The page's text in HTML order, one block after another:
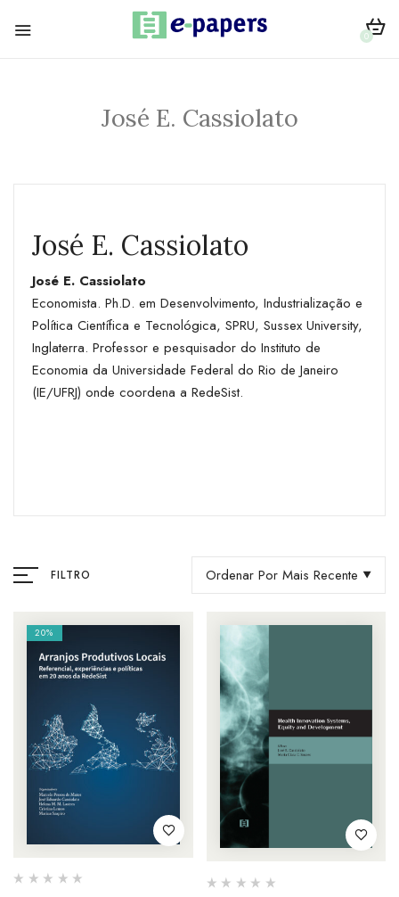
0
José E. Cassiolato
José E. Cassiolato
José E. Cassiolato
Economista. Ph.D. em Desenvolvimento, Industrialização e
Política Científica e Tecnológica, SPRU, Sussex University,
Inglaterra. Professor e pesquisador do Instituto de
Economia da Universidade Federal do Rio de Janeiro
(IE/UFRJ) onde coordena a RedeSist.
FILTRO Ordenar Por Mais Recente
20%